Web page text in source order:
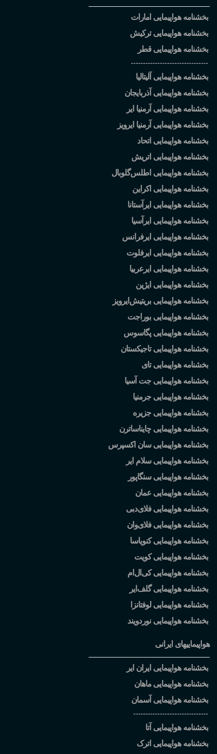
بخشنامه هواپیمایی امارات
بخشنامه هواپیمایی ترکیش
بخشنامه هواپیمایی قطر
--------------------------------
بخشنامه هواپیمایی آلیتالیا
بخشنامه هواپیمایی آذربایجان
بخشنامه هواپیمایی آرمنیا ایر
بخشنامه هواپیمایی آرمنیا ایرویز
بخشنامه هواپیمایی اتحاد
بخشنامه هواپیمایی اتریش
بخشنامه هواپیمایی اطلسگلوبال
بخشنامه هواپیمایی اکراین
بخشنامه هواپیمایی ایرآستانا
بخشنامه هواپیمایی ایرآسیا
بخشنامه هواپیمایی ایرفرانس
بخشنامه هواپیمایی ایرفلوت
بخشنامه هواپیمایی ایرعربیا
بخشنامه هواپیمایی ایژین
بخشنامه هواپیمایی بریتیش ایرویز
بخشنامه هواپیمایی بوراجت
بخشنامه هواپیمایی پگاسوس
بخشنامه هواپیمایی تاجیکستان
بخشنامه هواپیمایی تای
بخشنامه هواپیمایی جت آسیا
بخشنامه هواپیمایی جرمنیا
بخشنامه هواپیمایی جزیره
بخشنامه هواپیمایی چایناساترن
بخشنامه هواپیمایی سان اکسپرس
بخشنامه هواپیمایی سلام ایر
بخشنامه هواپیمایی سنگاپور
بخشنامه هواپیمایی عمان
بخشنامه هواپیمایی فلایدبی
بخشنامه هواپیمایی فلایوان
بخشنامه هواپیمایی کنویاسا
بخشنامه هواپیمایی کویت
بخشنامه هواپیمایی کی ال ام
بخشنامه هواپیمایی گلف ایر
بخشنامه هواپیمایی لوفتانزا
بخشنامه هواپیمایی نوردویند
هواپیماییهای ایرانی
بخشنامه هواپیمایی ایران ایر
بخشنامه هواپیمایی ماهان
بخشنامه هواپیمایی آسمان
-------------------------------
بخشنامه هواپیمایی آتا
بخشنامه هواپیمایی اترک